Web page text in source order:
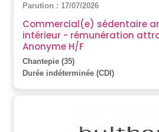
Parution : 17/07/2026
Commercial(e) sédentaire
intérieur - rémunération
Anonyme H/F
Chantepie (35)
Durée indéterminée (CDI)